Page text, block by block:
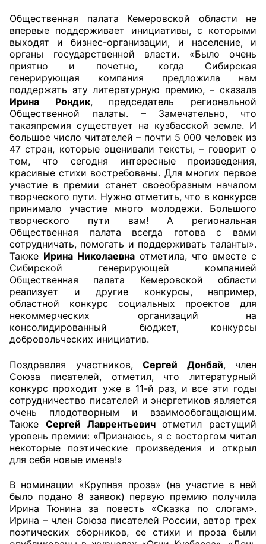
Рекомендации
Порядок работы ЦОН
Аппарат ОП КО
УСТАВ ГКУ “АППАРАТ ОП КО”
Доходы руководителя за 2024 г.
Общественная палата Кемеровской области не
впервые поддерживает инициативы, с которыми
выходят и бизнес-организации, и население, и
органы государственной власти. «Было очень
приятно и почетно, когда Сибирская
генерирующая компания предложила нам
поддержать эту литературную премию, – сказала
Ирина Рондик, председатель региональной
Общественной палаты. – Замечательно, что
такаяпремия существует на кузбасской земле. И
большое число читателей – почти 5 000 человек из
47 стран, которые оценивали тексты, – говорит о
том, что сегодня интересные произведения,
красивые стихи востребованы. Для многих первое
участие в премии станет своеобразным началом
творческого пути. Нужно отметить, что в конкурсе
принимало участие много молодежи. Большого
творческого пути вам! А региональная
Общественная палата всегда готова с вами
сотрудничать, помогать и поддерживать таланты».
Также Ирина Николаевна отметила, что вместе с
Сибирской генерирующей компанией
Общественная палата Кемеровской области
реализует и другие конкурсы, например,
областной конкурс социальных проектов для
некоммерческих организаций на
консолидированный бюджет, конкурсы
добровольческих инициатив.
Поздравляя участников, Сергей Донбай, член
Союза писателей, отметил, что литературный
конкурс проходит уже в 11-й раз, и все эти годы
сотрудничество писателей и энергетиков является
очень плодотворным и взаимообогащающим.
Также Сергей Лаврентьевичотметил растущий
уровень премии: «Признаюсь, я с восторгом читал
некоторые поэтические произведения и открыл
для себя новые имена!»
В номинации «Крупная проза» (на участие в ней
было подано 8 заявок) первую премию получила
Ирина Тюнина за повесть «Сказка по слогам».
Ирина – член Союза писателей России, автор трех
поэтических сборников, ее стихи и проза были